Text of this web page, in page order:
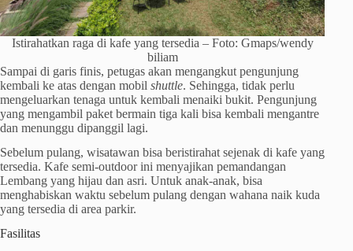
Istirahatkan raga di kafe yang tersedia – Foto: Gmaps/wendy
biliam
Sampai di garis finis, petugas akan mengangkut pengunjung
kembali ke atas dengan mobil shuttle. Sehingga, tidak perlu
mengeluarkan tenaga untuk kembali menaiki bukit. Pengunjung
yang mengambil paket bermain tiga kali bisa kembali mengantre
dan menunggu dipanggil lagi.
Sebelum pulang, wisatawan bisa beristirahat sejenak di kafe yang
tersedia. Kafe semi-outdoor ini menyajikan pemandangan
Lembang yang hijau dan asri. Untuk anak-anak, bisa
menghabiskan waktu sebelum pulang dengan wahana naik kuda
yang tersedia di area parkir.
Fasilitas